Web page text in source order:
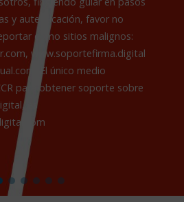
y autenticación, favor no
como sitios malignos:
www.soportefirma.digital
El único medio
para obtener soporte sobre
es
ingresar a ninguna institución
a un sitio web requiriendo soporte
su firma digital, verifique que este
seguridad respectivos, tal y como
pie de la página.